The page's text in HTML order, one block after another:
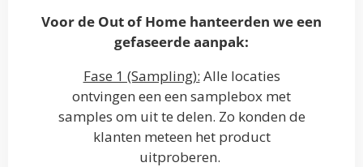
Voor de Out of Home hanteerden we een
gefaseerde aanpak:
Fase 1 (Sampling): Alle locaties
ontvingen een een samplebox met
samples om uit te delen. Zo konden de
klanten meteen het product
uitproberen.